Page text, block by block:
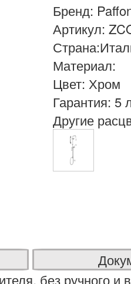
без ручного и
Бренд:
Артикул:
Материал:
Цвет: Хром
Гарантия: 5
Другие